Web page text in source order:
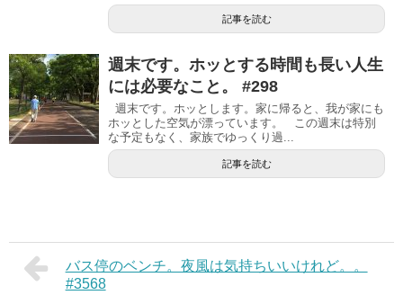
記事を読む
週末です。ホッとする時間も長い人生
には必要なこと。 #298
週末です。ホッとします。家に帰ると、我が家にも
ホッとした空気が漂っています。 この週末は特別
な予定もなく、家族でゆっくり過...
記事を読む
バス停のベンチ。夜風は気持ちいいけれど。。
#3568